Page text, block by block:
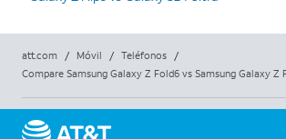
att.com / Móvil / Teléfonos
/
Compare Samsung Galaxy Z Fold6 vs Samsung Galaxy Z